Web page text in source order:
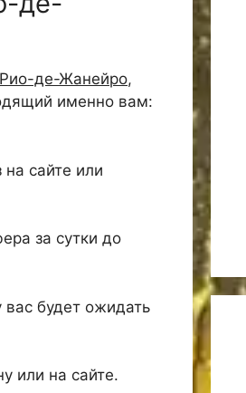
де-Жанейро,
именно вам:
сайте или
за сутки до
будет ожидать
или на сайте.